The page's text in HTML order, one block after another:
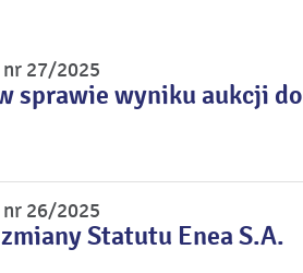
27/2025
sprawie wyniku aukcji
26/2025
Statutu Enea S.A.